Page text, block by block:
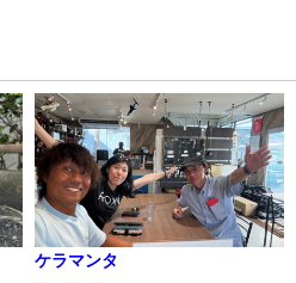
ケラマンタ